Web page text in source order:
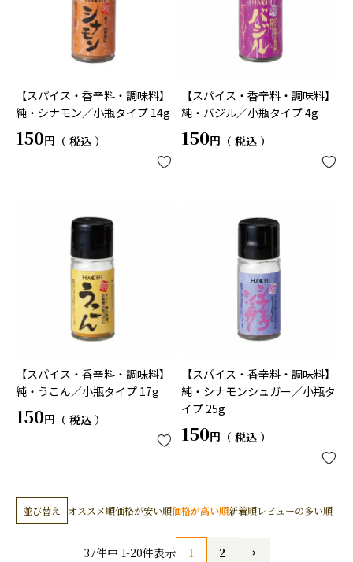
【スパイス・香辛料・調味料】
純・シナモン／小瓶タイプ 14g
150 税込
【スパイス・香辛料・調味料】
純・バジル／小瓶タイプ 4g
150 税込
【スパイス・香辛料・調味料】
純・うこん／小瓶タイプ 17g
150 税込
【スパイス・香辛料・調味料】
純・シナモンシュガー／小瓶タ
イプ 25g
150 税込
並び替え オススメ順価格が安い順価格が高い順新着順レビューの多い順
37件中 1-20件表示 1 2